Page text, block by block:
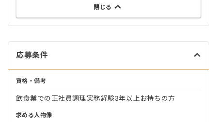
閉じる
応募条件
資格・備考
飲食業での正社員調理実務経験3年以上お持ちの方
求める人物像